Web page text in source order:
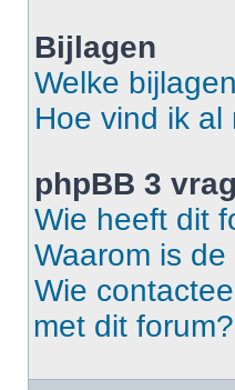
Bijlagen
Welke
Hoe vind ik al
phpBB 3
Wie heeft dit
Waarom is
Wie
met dit forum?